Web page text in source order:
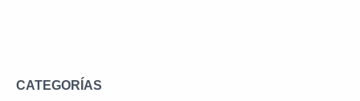
CATEGORÍAS